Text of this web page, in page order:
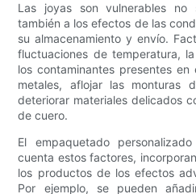
Las joyas son vulnerables
también a los efectos de las
su almacenamiento y envío.
fluctuaciones de temperatura,
los contaminantes presentes
metales, aflojar las monturas
deteriorar materiales delicados
de cuero.
El empaquetado
cuenta estos factores,
los productos de los efectos
Por ejemplo, se pueden